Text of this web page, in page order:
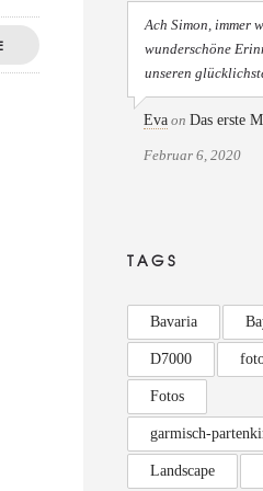
Ach Simon, immer
wunderschöne
unseren
Eva on Das erste
Februar 6, 2020
TAGS
Bavaria
D7000
Fotos
garmisch-
Landscape